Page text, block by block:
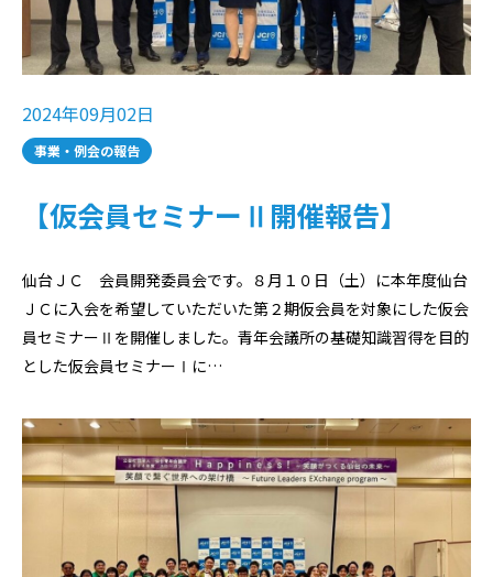
2024年09月02日
事業・例会の報告
【仮会員セミナーⅡ開催報告】
仙台ＪＣ 会員開発委員会です。８月１０日（土）に本年度仙台
ＪＣに入会を希望していただいた第２期仮会員を対象にした仮会
員セミナーⅡを開催しました。青年会議所の基礎知識習得を目的
とした仮会員セミナーⅠに…